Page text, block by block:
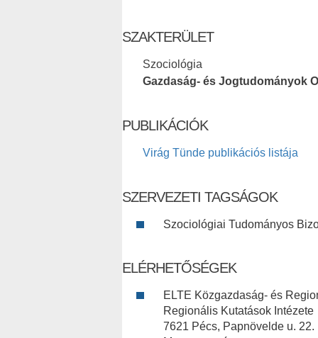
SZAKTERÜLET
Szociológia
Gazdaság- és Jogtudományok
PUBLIKÁCIÓK
Virág Tünde publikációs listája
SZERVEZETI TAGSÁGOK
Szociológiai Tudományos
ELÉRHETŐSÉGEK
ELTE Közgazdaság- és
Regionális Kutatások Intézete
7621 Pécs, Papnövelde u. 22.